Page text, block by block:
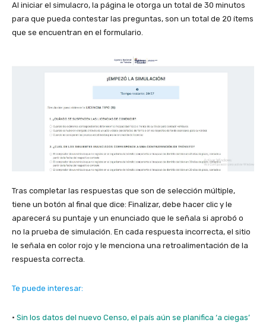
Al iniciar el simulacro, la página le otorga un total de 30 minutos
para que pueda contestar las preguntas, son un total de 20 ítems
que se encuentran en el formulario.
Tras completar las respuestas que son de selección múltiple,
tiene un botón al final que dice: Finalizar, debe hacer clic y le
aparecerá su puntaje y un enunciado que le señala si aprobó o
no la prueba de simulación. En cada respuesta incorrecta, el sitio
le señala en color rojo y le menciona una retroalimentación de la
respuesta correcta.
Te puede interesar:
· Sin los datos del nuevo Censo, el país aún se planifica ‘a ciegas’